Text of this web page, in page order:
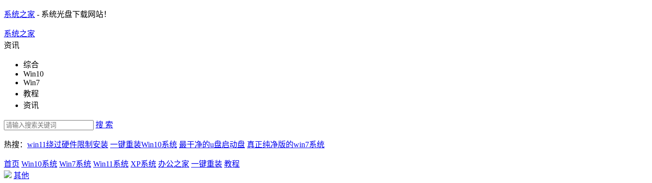
系统之家 - 系统光盘下载网站！
系统之家
资讯
综合
Win10
Win7
教程
资讯
搜 索
热搜： win11绕过硬件限制安装 一键重装Win10系统 最干净的u盘启动盘 真正纯净版的win7系统
首页 Win10系统 Win7系统 Win11系统 XP系统 办公之家 一键重装 教程
其他